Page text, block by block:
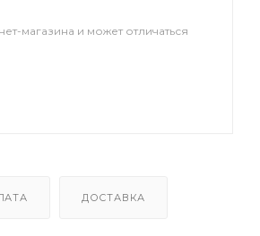
магазина и может отличаться
ДОСТАВКА